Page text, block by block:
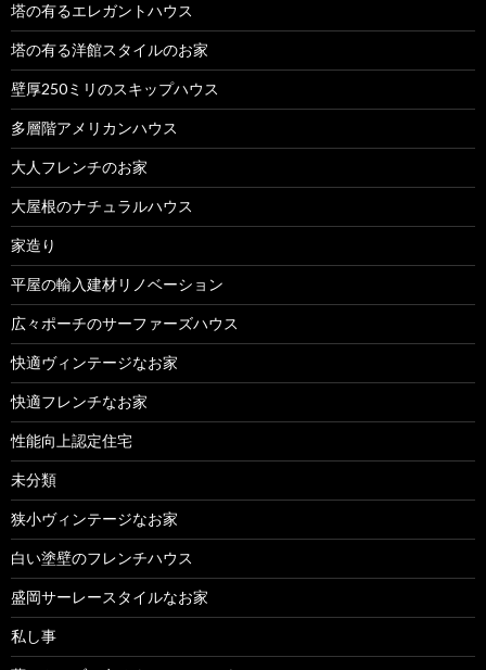
塔の有るエレガントハウス
塔の有る洋館スタイルのお家
壁厚250ミリのスキップハウス
多層階アメリカンハウス
大人フレンチのお家
大屋根のナチュラルハウス
家造り
平屋の輸入建材リノベーション
広々ポーチのサーファーズハウス
快適ヴィンテージなお家
快適フレンチなお家
性能向上認定住宅
未分類
狭小ヴィンテージなお家
白い塗壁のフレンチハウス
盛岡サーレースタイルなお家
私し事